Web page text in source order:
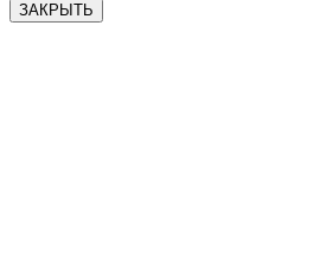
ЗАКРЫТЬ